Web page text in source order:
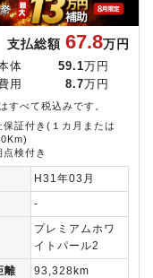
支払総額 67.8万円
体 59.1 万円
用
8.7 万円
すべて税込みです。
保証付き(１カ月または
点検付き
H31年03月
-
プレミアムホワ
イトパール2
離
93,328km